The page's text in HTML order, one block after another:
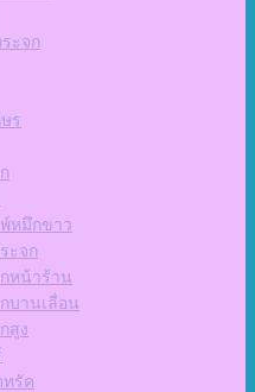
ะจก
ร
หมึกขาว
ะจก
หน้าร้าน
บานเลื่อน
สูง
ทรัค